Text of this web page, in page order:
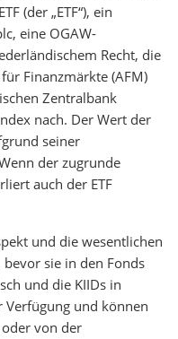
(der „ETF“), ein
eine OGAW-
Recht, die
Finanzmärkte (AFM)
Zentralbank
nach. Der Wert der
seiner
der zugrunde
auch der ETF
und die wesentlichen
sie in den Fonds
und die KIIDs in
Verfügung und können
von der